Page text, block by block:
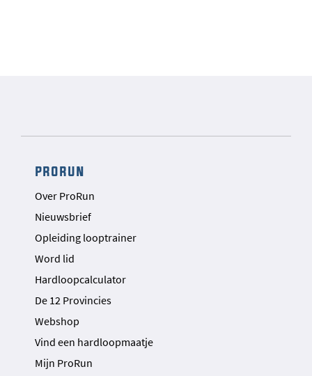
prorun
Over ProRun
Nieuwsbrief
Opleiding looptrainer
Word lid
Hardloopcalculator
De 12 Provincies
Webshop
Vind een hardloopmaatje
Mijn ProRun